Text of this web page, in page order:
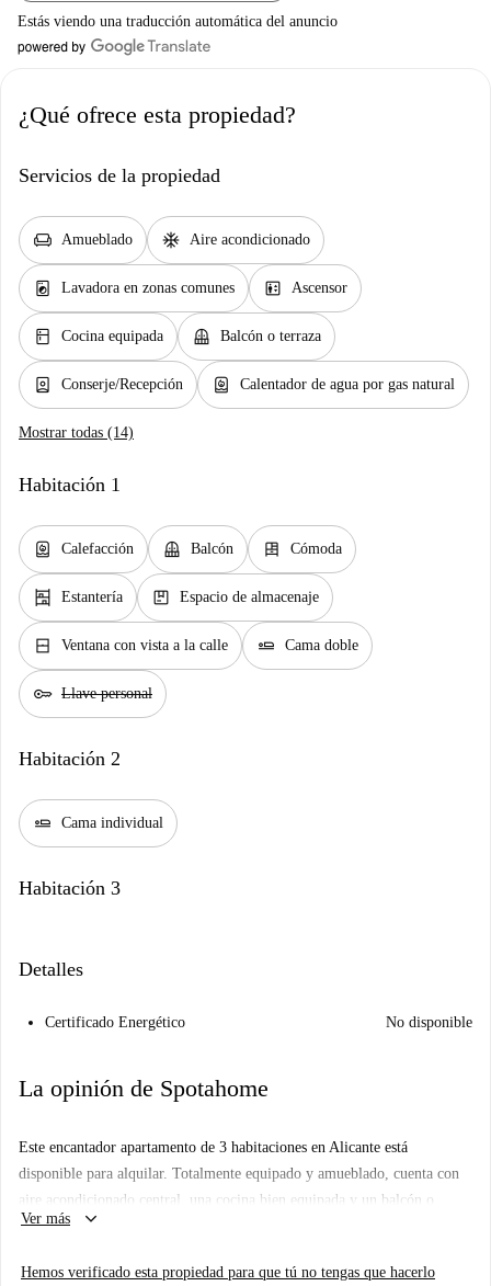
Estás viendo una traducción automática del anuncio
¿Qué ofrece esta propiedad?
Servicios de la propiedad
chair Amueblado ac_unit Aire acondicionado
local_laundry_service Lavadora en zonas comunes elevator Ascensor
kitchen Cocina equipada balcony Balcón o terraza
person_book Conserje/Recepción water_heater Calentador de agua por gas natural
Mostrar todas (14)
Habitación 1
water_heater Calefacción balcony Balcón dresser Cómoda
shelves Estantería package Espacio de almacenaje
window_closed Ventana con vista a la calle airline_seat_flat Cama doble
key Llave personal
Habitación 2
airline_seat_flat Cama individual
Habitación 3
Detalles
Certificado Energético No disponible
La opinión de Spotahome
Este encantador apartamento de 3 habitaciones en Alicante está
disponible para alquilar. Totalmente equipado y amueblado, cuenta con
aire acondicionado central, una cocina bien equipada y un balcón o
terraza privados para disfrutar del aire libre. Con todos los servicios
opción de vivienda cómoda y práctica para profesionales, parejas y
Ver más keyboard_arrow_down
Hemos verificado esta propiedad para que tú no tengas que hacerlo